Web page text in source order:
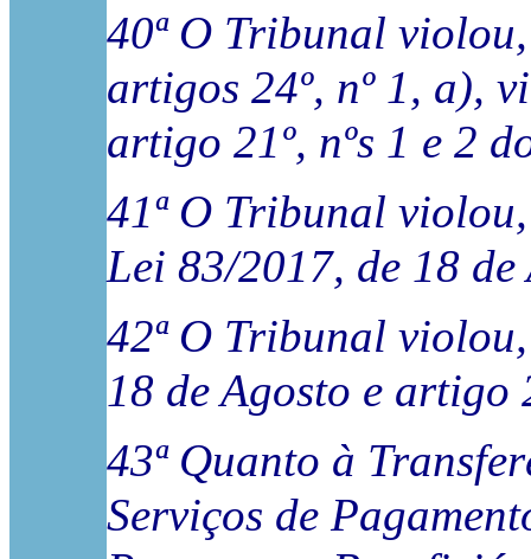
40ª O Tribunal
artigos 24º, nº 1, a),
artigo 21º, nºs 1 e 2
41ª O Tribunal
Lei 83/2017, de 18 de
42ª O Tribunal
18 de Agosto e artigo
43ª Quanto à
Serviços de